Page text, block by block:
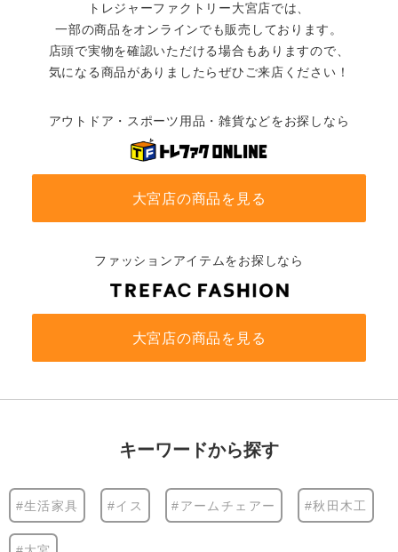
トレジャーファクトリー大宮店では、
一部の商品をオンラインでも販売しております。
店頭で実物を確認いただける場合もありますので、
気になる商品がありましたらぜひご来店ください！
アウトドア・スポーツ用品・雑貨などをお探しなら
大宮店の商品を見る
ファッションアイテムをお探しなら
大宮店の商品を見る
キーワードから探す
#生活家具 #イス #アームチェアー #秋田木工